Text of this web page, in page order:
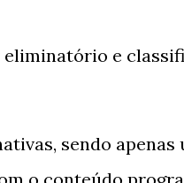
e
sendo